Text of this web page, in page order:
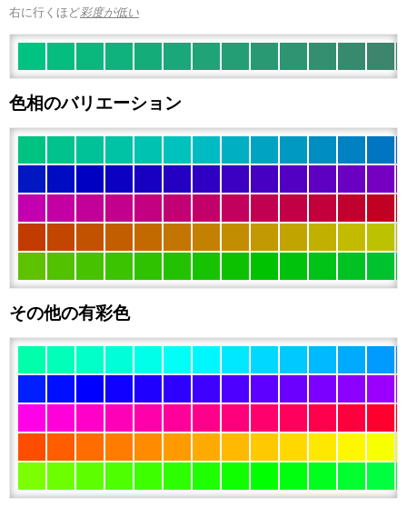
右に行くほど彩度が低い
色相のバリエーション
その他の有彩色